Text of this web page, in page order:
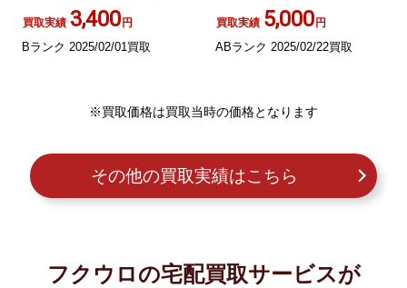
グレー /XZ
買取実績 3,400円
Bランク 2025/02/01買取
買取実績 5,000円
ABランク 2025/02/22買取
※買取価格は買取当時の価格となります
その他の買取実績はこちら
フクウロの宅配買取サービスが